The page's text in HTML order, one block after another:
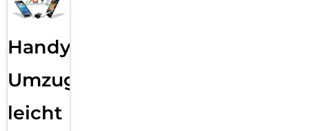
Handy
Umzug
leicht